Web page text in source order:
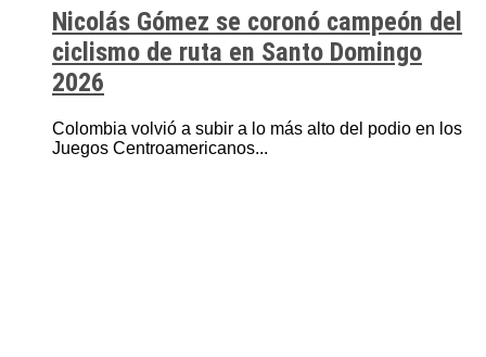
Nicolás Gómez se coronó campeón del
ciclismo de ruta en Santo Domingo
2026
Colombia volvió a subir a lo más alto del podio en los
Juegos Centroamericanos...